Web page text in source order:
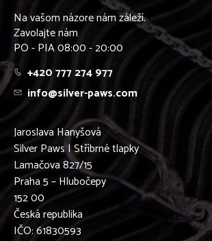
Na vašom názore nám záleží.
Zavolajte nám
PO - PIA 08:00 - 20:00
+420 777 274 977
info@silver-paws.com
Jaroslava Hanyšová
Silver Paws | Stříbrné tlapky
Lamačova 827/15
Praha 5 – Hlubočepy
152 00
Česká republika
IČO: 61830593